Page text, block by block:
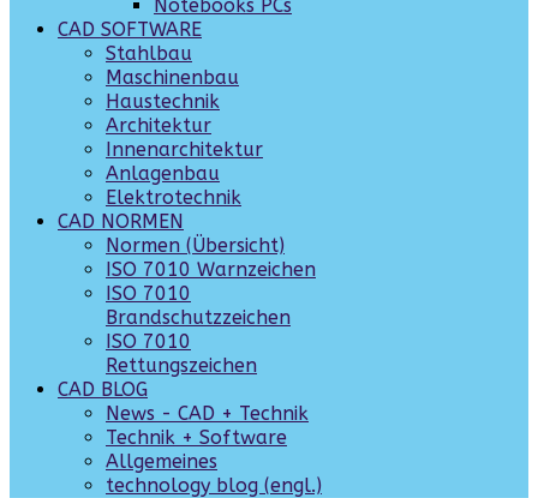
Notebooks PCs
CAD SOFTWARE
Stahlbau
Maschinenbau
Haustechnik
Architektur
Innenarchitektur
Anlagenbau
Elektrotechnik
CAD NORMEN
Normen (Übersicht)
ISO 7010 Warnzeichen
ISO 7010
Brandschutzzeichen
ISO 7010
Rettungszeichen
CAD BLOG
News - CAD + Technik
Technik + Software
Allgemeines
technology blog (engl.)